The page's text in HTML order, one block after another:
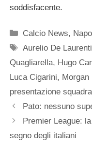
soddisfacente.
Categorie
Calcio News,
Tag
Aurelio De
Quagliarella, Hugo
Luca Cigarini,
presentazione squadra
Pato: nessuno
Premier League:
segno degli italiani